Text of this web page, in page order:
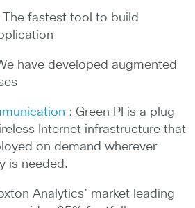
The fastest tool to build
have developed augmented
: Green PI is a plug
Internet infrastructure that
on demand wherever
is needed.
Analytics’ market leading